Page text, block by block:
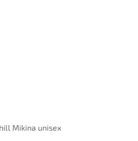
Mikina unisex